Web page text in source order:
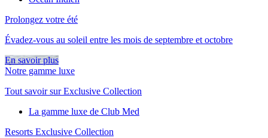
Prolongez votre été
Évadez-vous au soleil entre les mois de septembre et octobre
En savoir plus
Notre gamme luxe
Tout savoir sur Exclusive Collection
La gamme luxe de Club Med
Resorts Exclusive Collection